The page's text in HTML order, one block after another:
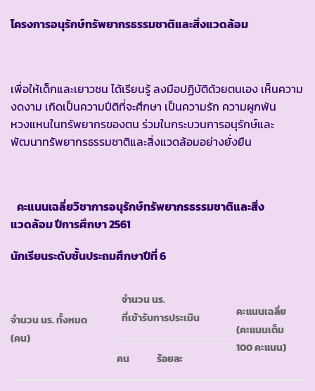
โครงการอนุรักษ์ทรัพยากรธรรมชาติและสิ่งแวดล้อม
เพื่อให้เด็กและเยาวชน ได้เรียนรู้ ลงมือปฏิบัติด้วยตนเอง เห็นความ
งดงาม เกิดเป็นความปีติที่จะศึกษา เป็นความรัก ความผูกพัน
หวงแหนในทรัพยากรของตน ร่วมในกระบวนการอนุรักษ์และ
พัฒนาทรัพยากรธรรมชาติและสิ่งแวดล้อมอย่างยั่งยืน
คะแนนเฉลี่ยวิชาการอนุรักษ์ทรัพยากรธรรมชาติและสิ่ง
แวดล้อม ปีการศึกษา 2561
นักเรียนระดับชั้นประถมศึกษาปีที่ 6
จำนวน นร. ทั้งหมด
(คน)
จำนวน นร.
ที่เข้ารับการประเมิน
คะแนนเฉลี่ย
(คะแนนเต็ม
100 คะแนน)
คน ร้อยละ